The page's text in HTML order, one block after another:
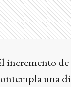
incremento de
una